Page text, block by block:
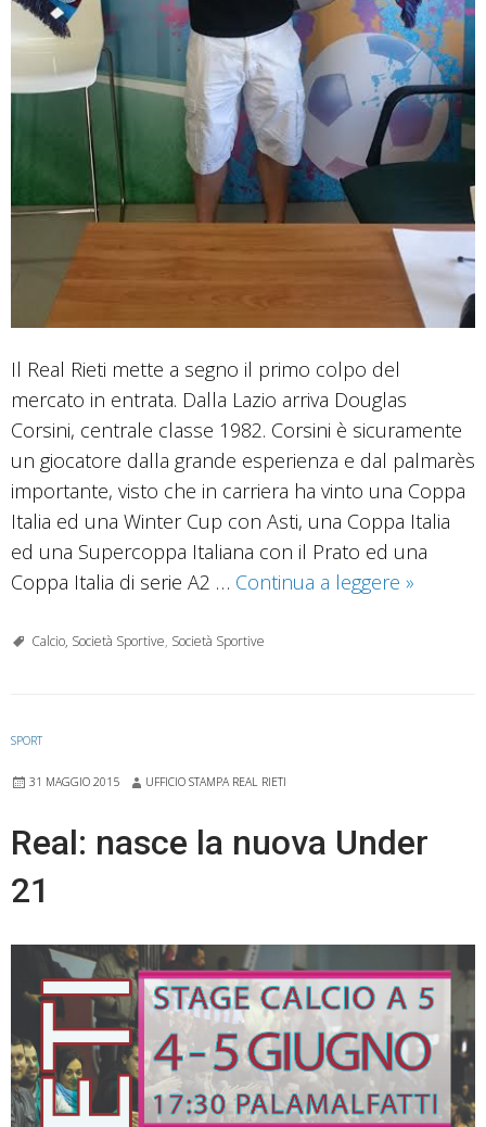
Il Real Rieti mette a segno il primo colpo del
mercato in entrata. Dalla Lazio arriva Douglas
Corsini, centrale classe 1982. Corsini è sicuramente
un giocatore dalla grande esperienza e dal palmarès
importante, visto che in carriera ha vinto una Coppa
Italia ed una Winter Cup con Asti, una Coppa Italia
ed una Supercoppa Italiana con il Prato ed una
Coppa Italia di serie A2 … Continua a leggere Douglas
»
Calcio, Società Sportive, Società Sportive
SPORT
31 MAGGIO 2015 UFFICIO STAMPA REAL RIETI
Real: nasce la nuova Under
21